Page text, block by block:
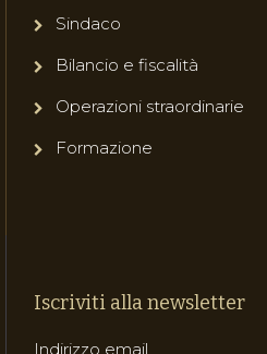
Sindaco
Bilancio e fiscalità
Operazioni straordinarie
Formazione
Iscriviti alla newsletter
Indirizzo email